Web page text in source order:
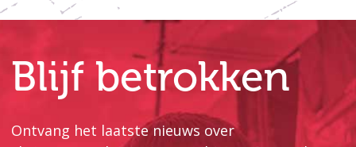
Blijf betrokken
Ontvang het laatste nieuws over